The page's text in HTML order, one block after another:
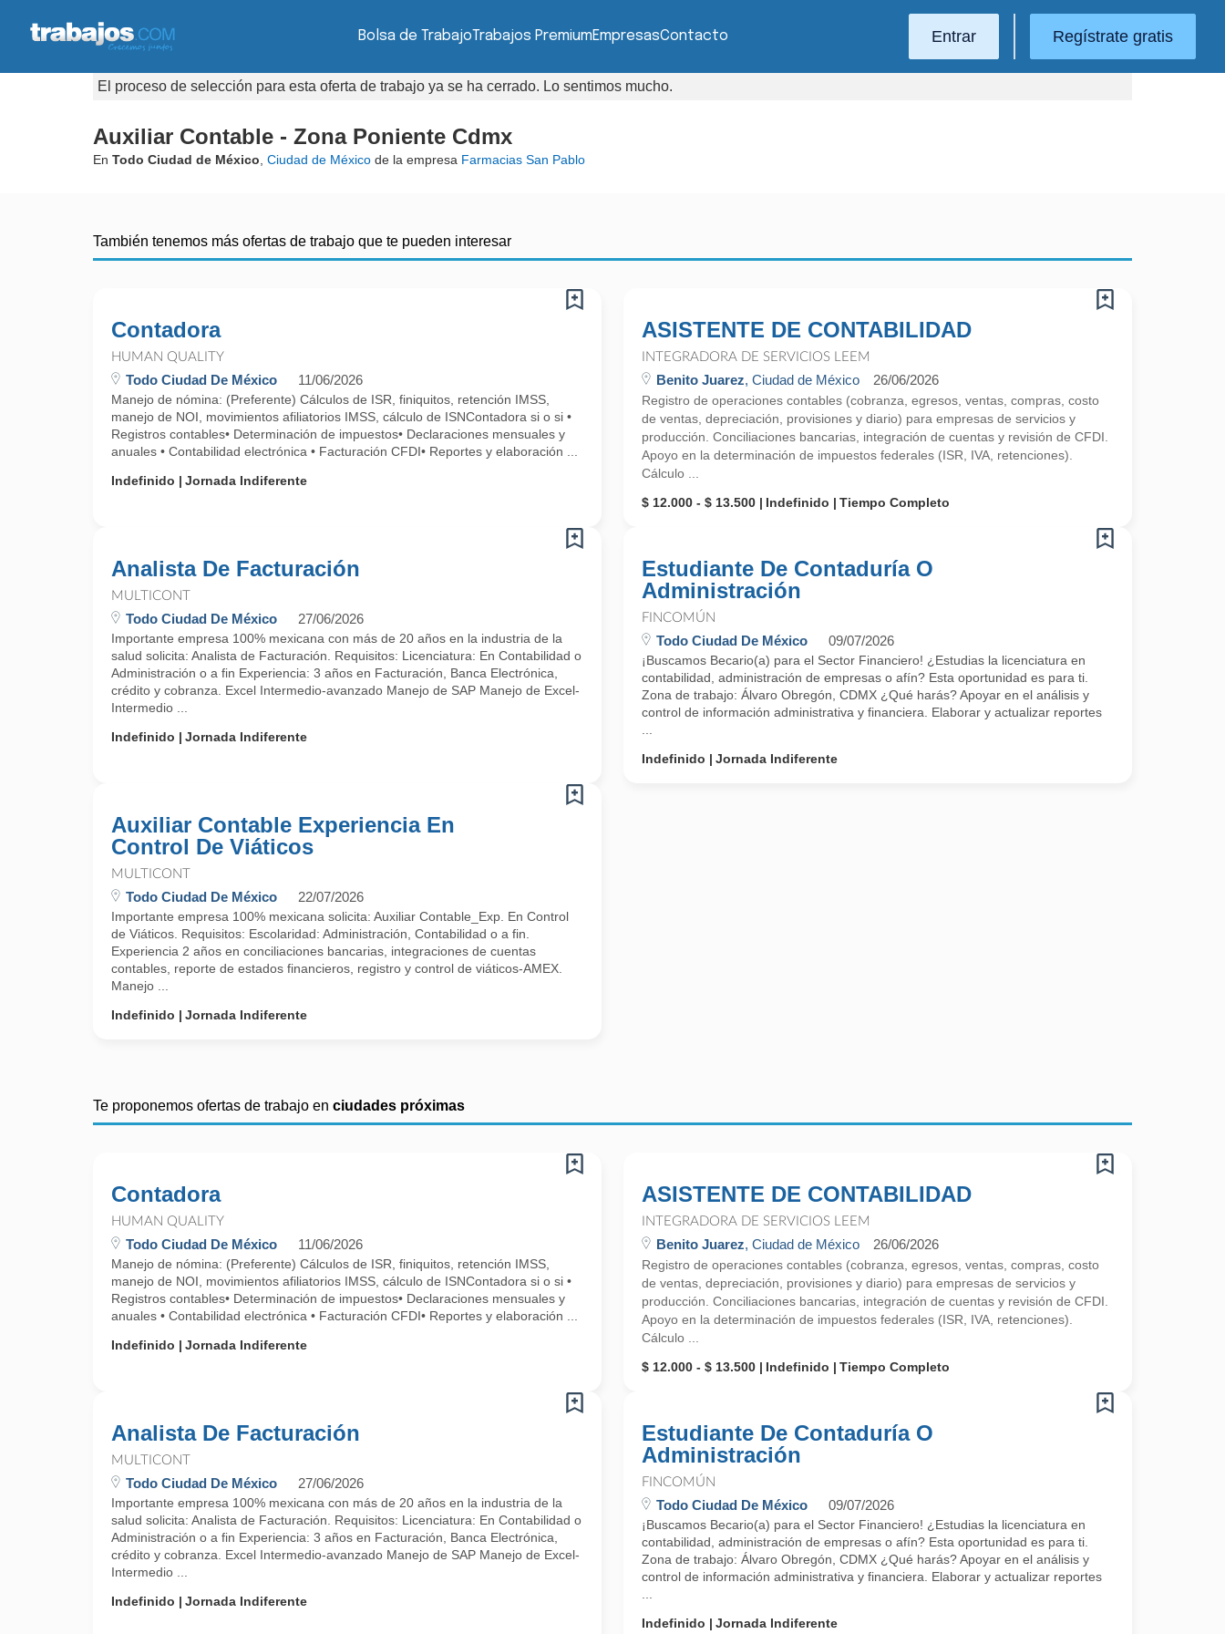
Bolsa de TrabajoTrabajos PremiumEmpresasContacto Entrar Regístrate gratis
El proceso de selección para esta oferta de trabajo ya se ha cerrado. Lo sentimos mucho.
Auxiliar Contable - Zona Poniente Cdmx
En Todo Ciudad de México Ciudad de México de la empresa Farmacias San Pablo
También tenemos más ofertas de trabajo que te pueden interesar
Contadora
HUMAN QUALITY
Todo Ciudad De México 11/06/2026
Manejo de nómina: (Preferente) Cálculos de ISR, finiquitos, retención IMSS,
manejo de NOI, movimientos afiliatorios IMSS, cálculo de ISNContadora si o si •
Registros contables• Determinación de impuestos• Declaraciones mensuales y
anuales • Contabilidad electrónica • Facturación CFDI• Reportes y elaboración ...
Indefinido
Jornada Indiferente
ASISTENTE DE CONTABILIDAD
INTEGRADORA DE SERVICIOS LEEM
Benito Juarez, Ciudad de México 26/06/2026
Registro de operaciones contables (cobranza, egresos, ventas, compras, costo
de ventas, depreciación, provisiones y diario) para empresas de servicios y
producción. Conciliaciones bancarias, integración de cuentas y revisión de CFDI.
Apoyo en la determinación de impuestos federales (ISR, IVA, retenciones).
Cálculo ...
$ 12.000 - $ 13.500
Indefinido Tiempo Completo
Analista De Facturación
MULTICONT
Todo Ciudad De México 27/06/2026
Importante empresa 100% mexicana con más de 20 años en la industria de la
salud solicita: Analista de Facturación. Requisitos: Licenciatura: En Contabilidad o
Administración o a fin Experiencia: 3 años en Facturación, Banca Electrónica,
crédito y cobranza. Excel Intermedio-avanzado Manejo de SAP Manejo de Excel-
Intermedio ...
Indefinido
Jornada Indiferente
Estudiante De Contaduría O
Administración
FINCOMÚN
Todo Ciudad De México 09/07/2026
¡Buscamos Becario(a) para el Sector Financiero! ¿Estudias la licenciatura en
contabilidad, administración de empresas o afín? Esta oportunidad es para ti.
Zona de trabajo: Álvaro Obregón, CDMX ¿Qué harás? Apoyar en el análisis y
control de información administrativa y financiera. Elaborar y actualizar reportes
Indefinido
Jornada Indiferente
Auxiliar Contable Experiencia En
Control De Viáticos
MULTICONT
Todo Ciudad De México 22/07/2026
Importante empresa 100% mexicana solicita: Auxiliar Contable_Exp. En Control
de Viáticos. Requisitos: Escolaridad: Administración, Contabilidad o a fin.
Experiencia 2 años en conciliaciones bancarias, integraciones de cuentas
contables, reporte de estados financieros, registro y control de viáticos-AMEX.
Manejo ...
Indefinido
Jornada Indiferente
Te proponemos ofertas de trabajo en ciudades próximas
Contadora
HUMAN QUALITY
Todo Ciudad De México 11/06/2026
Manejo de nómina: (Preferente) Cálculos de ISR, finiquitos, retención IMSS,
manejo de NOI, movimientos afiliatorios IMSS, cálculo de ISNContadora si o si •
Registros contables• Determinación de impuestos• Declaraciones mensuales y
anuales • Contabilidad electrónica • Facturación CFDI• Reportes y elaboración ...
Indefinido
Jornada Indiferente
ASISTENTE DE CONTABILIDAD
INTEGRADORA DE SERVICIOS LEEM
Benito Juarez, Ciudad de México 26/06/2026
Registro de operaciones contables (cobranza, egresos, ventas, compras, costo
de ventas, depreciación, provisiones y diario) para empresas de servicios y
producción. Conciliaciones bancarias, integración de cuentas y revisión de CFDI.
Apoyo en la determinación de impuestos federales (ISR, IVA, retenciones).
Cálculo ...
$ 12.000 - $ 13.500
Indefinido Tiempo Completo
Analista De Facturación
MULTICONT
Todo Ciudad De México 27/06/2026
Importante empresa 100% mexicana con más de 20 años en la industria de la
salud solicita: Analista de Facturación. Requisitos: Licenciatura: En Contabilidad o
Administración o a fin Experiencia: 3 años en Facturación, Banca Electrónica,
crédito y cobranza. Excel Intermedio-avanzado Manejo de SAP Manejo de Excel-
Intermedio ...
Indefinido
Jornada Indiferente
Estudiante De Contaduría O
Administración
FINCOMÚN
Todo Ciudad De México 09/07/2026
¡Buscamos Becario(a) para el Sector Financiero! ¿Estudias la licenciatura en
contabilidad, administración de empresas o afín? Esta oportunidad es para ti.
Zona de trabajo: Álvaro Obregón, CDMX ¿Qué harás? Apoyar en el análisis y
control de información administrativa y financiera. Elaborar y actualizar reportes
Indefinido
Jornada Indiferente